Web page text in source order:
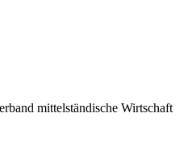
mittelständische Wirtschaft